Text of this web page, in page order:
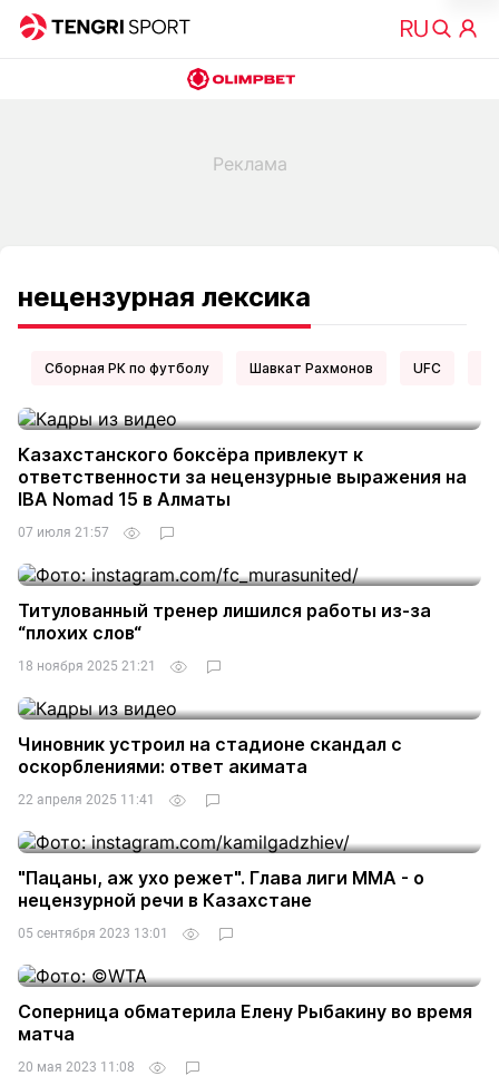
нецензурная лексика
Сборная РК по футболу Шавкат Рахмонов UFC
Казахстанского боксёра привлекут к
ответственности за нецензурные выражения на
IBA Nomad 15 в Алматы
07 июля 21:57
Титулованный тренер лишился работы из-за
“плохих слов“
18 ноября 2025 21:21
Чиновник устроил на стадионе скандал с
оскорблениями: ответ акимата
22 апреля 2025 11:41
"Пацаны, аж ухо режет". Глава лиги ММА - о
нецензурной речи в Казахстане
05 сентября 2023 13:01
Соперница обматерила Елену Рыбакину во время
матча
20 мая 2023 11:08